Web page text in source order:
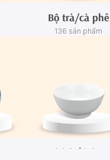
Bộ trà/cà phê
136 sản phẩm
Tô/Thố/Khay